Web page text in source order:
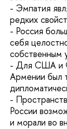
- Эмпатия
редких
- Россия
себя
собственным
- Для США и
Армении был
-
России
и морали во